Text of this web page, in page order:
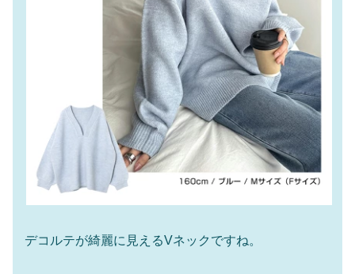
デコルテが綺麗に見えるVネックですね。